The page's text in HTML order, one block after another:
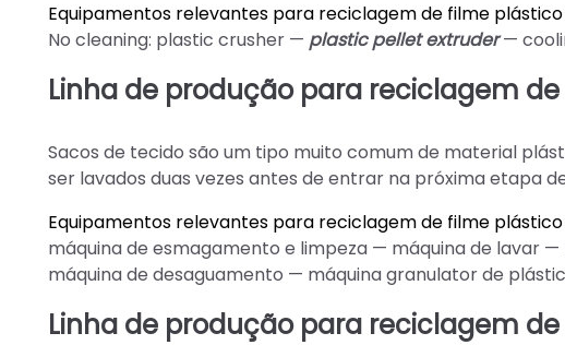
Equipamentos relevantes para reciclagem de filme plástico
No cleaning: plastic crusher — plastic pellet extruder—
Linha de produção para reciclagem
Sacos de tecido são um tipo muito comum de material
ser lavados duas vezes antes de entrar na próxima etapa
Equipamentos relevantes para reciclagem de filme plástico
máquina de esmagamento e limpeza — máquina de lavar
máquina de desaguamento — máquina granulator de
Linha de produção para reciclagem de